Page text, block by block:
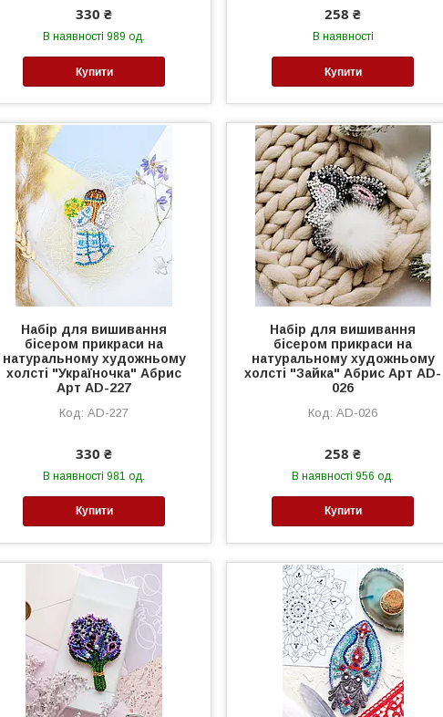
330 ₴
В наявності 989 од.
Купити
258 ₴
В наявності
Купити
Набір для вишивання
бісером прикраси на
натуральному художньому
холсті "Україночка" Абрис
Арт AD-227
AD-227
330 ₴
В наявності 981 од.
Купити
Набір для вишивання
бісером прикраси на
натуральному художньому
холсті "Зайка" Абрис Арт AD-
026
AD-026
258 ₴
В наявності 956 од.
Купити